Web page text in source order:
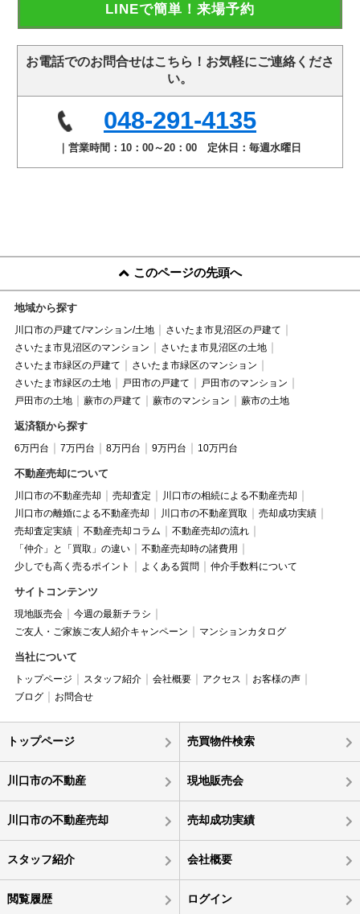
LINEで簡単！来場予約
お電話でのお問合せはこちら！お気軽にご連絡くださ
い。
048-291-4135
｜営業時間：10：00～20：00 定休日：毎週水曜日
このページの先頭へ
地域から探す
川口市の戸建て/マンション/土地
さいたま市見沼区の戸建て
さいたま市見沼区のマンション
さいたま市見沼区の土地
さいたま市緑区の戸建て
さいたま市緑区のマンション
さいたま市緑区の土地
戸田市の戸建て
戸田市のマンション
戸田市の土地
蕨市の戸建て 蕨市のマンション 蕨市の土地
返済額から探す
6万円台 7万円台 8万円台 9万円台 10万円台
不動産売却について
川口市の不動産売却 売却査定
川口市の相続による不動産売却
川口市の離婚による不動産売却
川口市の不動産買取
売却成功実績
売却査定実績
不動産売却コラム
不動産売却の流れ
「仲介」と「買取」の違い
不動産売却時の諸費用
少しでも高く売るポイント
よくある質問 仲介手数料について
サイトコンテンツ
現地販売会
今週の最新チラシ
ご友人・ご家族ご友人紹介キャンペーン
マンションカタログ
当社について
トップページ スタッフ紹介 会社概要 アクセス
お客様の声
ブログ
お問合せ
トップページ 売買物件検索
川口市の不動産 現地販売会
川口市の不動産売却 売却成功実績
スタッフ紹介 会社概要
閲覧履歴 ログイン